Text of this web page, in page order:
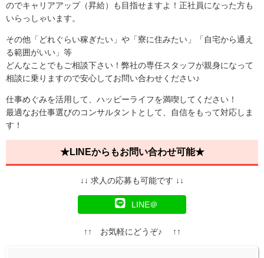
のでキャリアアップ（昇給）も目指せますよ！正社員になった方も
いらっしゃいます。
その他「どれぐらい稼ぎたい」や「寮に住みたい」「自宅から通え
る範囲がいい」等
どんなことでもご相談下さい！弊社の専任スタッフが親身になって
相談に乗りますので安心してお問い合わせください♪
仕事めぐみを活用して、ハッピーライフを満喫してください！
最適なお仕事選びのコンサルタントとして、自信をもって対応しま
す！
★LINEからもお問い合わせ可能★
↓↓ 求人の応募も可能です ↓↓
LINE＠
↑↑ お気軽にどうぞ♪ ↑↑